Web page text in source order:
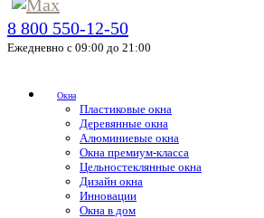
8 800 550-12-50
Ежедневно с 09:00 до 21:00
Окна
Пластиковые окна
Деревянные окна
Алюминиевые окна
Окна премиум-класса
Цельностеклянные окна
Дизайн окна
Инновации
Окна в дом